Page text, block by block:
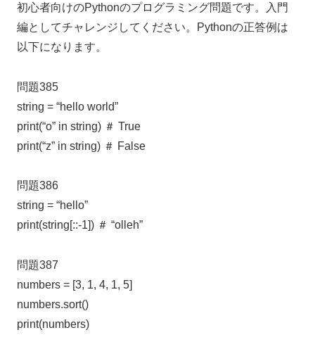
初心者向けのPythonのプログラミング問題です。入門
編としてチャレンジしてください。Pythonの正答例は
以下になります。
問題385
string = “hello world”
print(“o” in string) ＃ True
print(“z” in string) ＃ False
問題386
string = “hello”
print(string[::-1]) ＃ “olleh”
問題387
numbers = [3, 1, 4, 1, 5]
numbers.sort()
print(numbers)